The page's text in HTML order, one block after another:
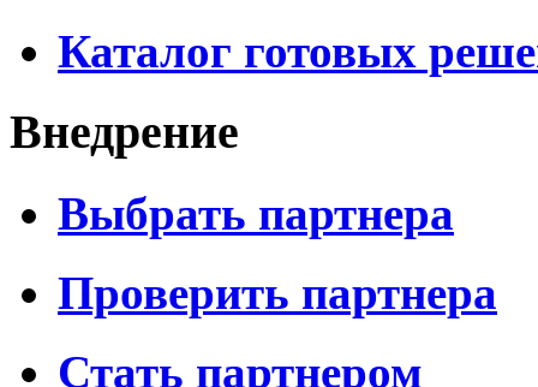
Каталог готовых
Внедрение
Выбрать партнера
Проверить партнера
Стать партнером